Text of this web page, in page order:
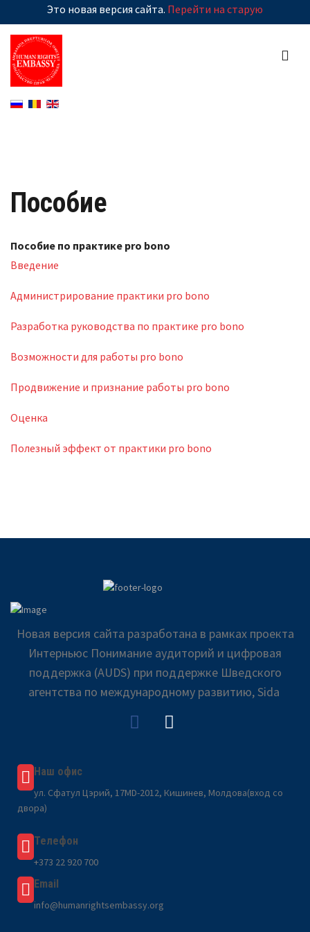
Это новая версия сайта. Перейти на старую
Пособие
Пособие по практике pro bono
Введение
Администрирование практики pro bono
Разработка руководства по практике pro bono
Возможности для работы pro bono
Продвижение и признание работы pro bono
Оценка
Полезный эффект от практики pro bono
Новая версия сайта разработана в рамках проекта
Интерньюс Понимание аудиторий и цифровая
поддержка (AUDS) при поддержке Шведского
агентства по международному развитию, Sida
Наш офис
ул. Сфатул Цэрий, 17MD-2012, Кишинев, Молдова(вход со
двора)
Телефон
+373 22 920 700
Email
info@humanrightsembassy.org